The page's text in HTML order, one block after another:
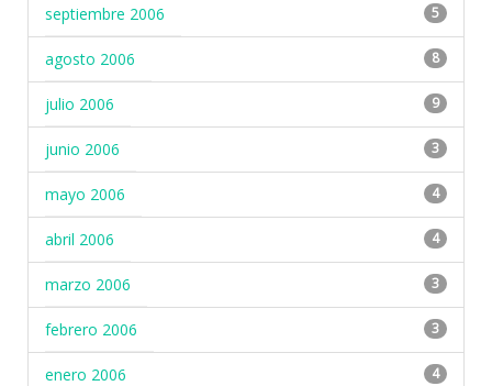
septiembre 2006 5
agosto 2006 8
julio 2006 9
junio 2006 3
mayo 2006 4
abril 2006 4
marzo 2006 3
febrero 2006 3
enero 2006 4